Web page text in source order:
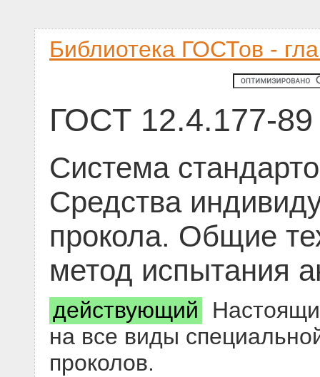
Библиотека ГОСТов -
ГОСТ 12.4.177-89
Система
Средства
прокола. Общие
метод испытания
действующий
на все виды
проколов.